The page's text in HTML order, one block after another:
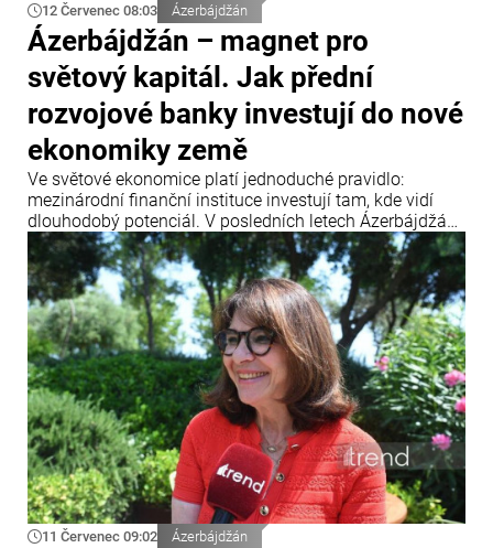
12 Červenec 08:03 Ázerbájdžán
Ázerbájdžán – magnet pro
světový kapitál. Jak přední
rozvojové banky investují do nové
ekonomiky země
Ve světové ekonomice platí jednoduché pravidlo:
mezinárodní finanční instituce investují tam, kde vidí
dlouhodobý potenciál. V posledních letech Ázerbájdžán
upevnil svou pozici jako jedno z klíčových dopravních a
energetických center Eurasie a zároveň se stal
významnou platformou pro realizaci mezinárodních
infrastrukturních projektů.
11 Červenec 09:02 Ázerbájdžán